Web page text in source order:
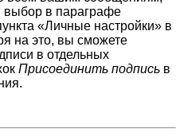
выбор в параграфе
«Личные настройки» в
на это, вы сможете
в отдельных
Присоединить подпись в